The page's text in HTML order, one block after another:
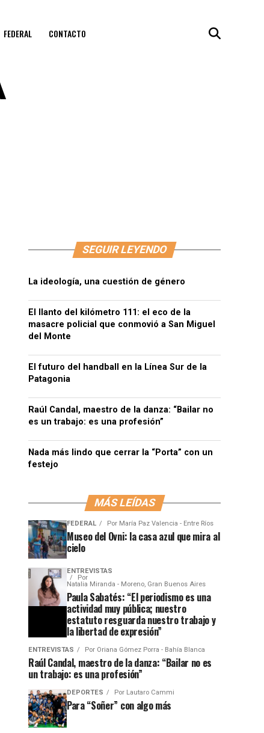
FEDERAL CONTACTO
SEGUIR LEYENDO
La ideología, una cuestión de género
El llanto del kilómetro 111: el eco de la
masacre policial que conmovió a San Miguel
del Monte
El futuro del handball en la Línea Sur de la
Patagonia
Raúl Candal, maestro de la danza: “Bailar no
es un trabajo: es una profesión”
Nada más lindo que cerrar la “Porta” con un
festejo
MÁS LEÍDAS
FEDERAL Por María Paz Valencia - Entre Ríos
Museo del Ovni: la casa azul que mira al
cielo
ENTREVISTAS
Por
Natalia Miranda - Moreno, Gran Buenos Aires
Paula Sabatés: “El periodismo es una
actividad muy pública; nuestro
estatuto resguarda nuestro trabajo y
la libertad de expresión”
ENTREVISTAS Por Oriana Gómez Porra - Bahía Blanca
Raúl Candal, maestro de la danza: “Bailar no es
un trabajo: es una profesión”
DEPORTES Por Lautaro Cammi
Para “Soñer” con algo más